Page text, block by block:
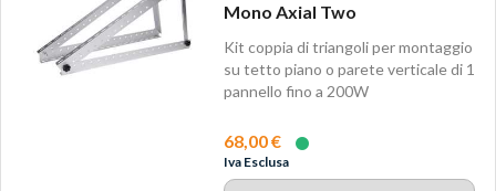
Mono Axial Two
Kit coppia di triangoli per montaggio
su tetto piano o parete verticale di 1
pannello fino a 200W
68,00 €
Iva Esclusa